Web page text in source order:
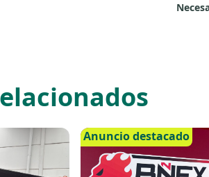
Anuncio destacado